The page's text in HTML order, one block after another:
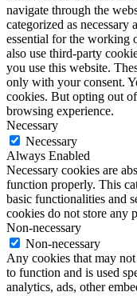
navigate through the
categorized as necessary
essential for the working
also use third-party
you use this website.
only with your consent.
cookies. But opting out
browsing experience.
Necessary
Necessary
Always Enabled
Necessary cookies are
function properly. This
basic functionalities and
cookies do not store any
Non-necessary
Non-necessary
Any cookies that may
to function and is used
analytics, ads, other